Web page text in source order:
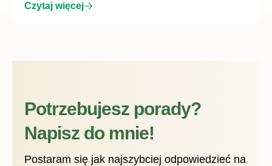
Czytaj więcej
Potrzebujesz porady?
Napisz do mnie!
Postaram się jak najszybciej odpowiedzieć na